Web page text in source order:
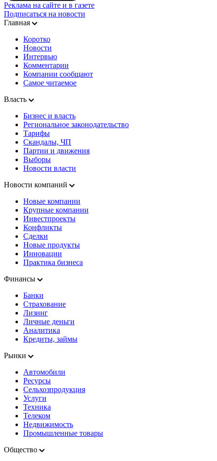
Реклама на сайте и в газете
Подписаться на новости
Главная
Коротко
Новости
Интервью
Комментарии
Компании сообщают
Самое читаемое
Власть
Бизнес и власть
Региональное законодательство
Тарифы
Скандалы, ЧП
Партии и движения
Выборы
Новости власти
Новости компаний
Новые компании
Крупные компании
Инвестпроекты
Конфликты
Сделки
Новые продукты
Инновации
Практика бизнеса
Финансы
Банки
Страхование
Лизинг
Личные деньги
Аналитика
Кредиты, займы
Рынки
Автомобили
Ресурсы
Сельхозпродукция
Услуги
Техника
Телеком
Недвижимость
Промышленные товары
Общество